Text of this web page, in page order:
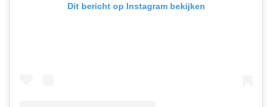
Dit bericht op Instagram bekijken